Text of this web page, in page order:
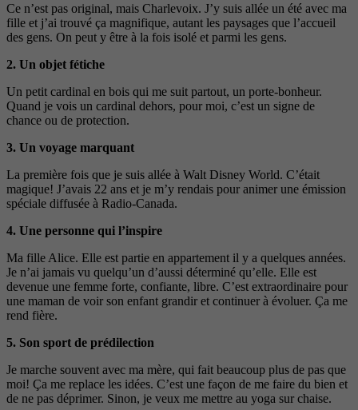
Ce n’est pas original, mais Charlevoix. J’y suis allée un été avec ma
fille et j’ai trouvé ça magnifique, autant les paysages que l’accueil
des gens. On peut y être à la fois isolé et parmi les gens.
2. Un objet fétiche
Un petit cardinal en bois qui me suit partout, un porte-bonheur.
Quand je vois un cardinal dehors, pour moi, c’est un signe de
chance ou de protection.
3. Un voyage marquant
La première fois que je suis allée à Walt Disney World. C’était
magique! J’avais 22 ans et je m’y rendais pour animer une émission
spéciale diffusée à Radio-Canada.
4. Une personne qui l’inspire
Ma fille Alice. Elle est partie en appartement il y a quelques années.
Je n’ai jamais vu quelqu’un d’aussi déterminé qu’elle. Elle est
devenue une femme forte, confiante, libre. C’est extraordinaire pour
une maman de voir son enfant grandir et continuer à évoluer. Ça me
rend fière.
5. Son sport de prédilection
Je marche souvent avec ma mère, qui fait beaucoup plus de pas que
moi! Ça me replace les idées. C’est une façon de me faire du bien et
de ne pas déprimer. Sinon, je veux me mettre au yoga sur chaise.